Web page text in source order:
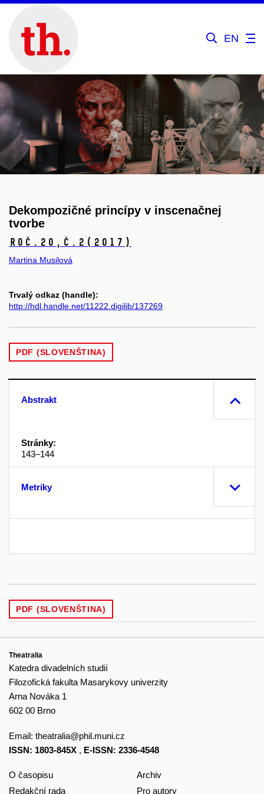
EN
Dekompozičné princípy v inscenačnej
tvorbe
Roč.20, č.2 (2017)
Martina Musilová
Trvalý odkaz (handle):
http://hdl.handle.net/11222.digilib/137269
PDF (SLOVENŠTINA)
Abstrakt
Stránky:
143–144
Metriky
PDF (SLOVENŠTINA)
Theatralia
Katedra divadelních studií
Filozofická fakulta Masarykovy univerzity
Arna Nováka 1
602 00 Brno
Email: theatralia@phil.muni.cz
ISSN: 1803-845X , E-ISSN: 2336-4548
O časopisu
Redakční rada
Archiv
Pro autory